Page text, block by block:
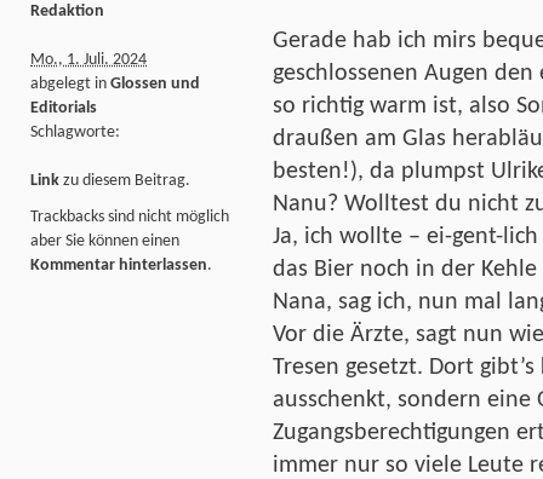
Gerade hab ich mirs
geschlossenen Augen den
so richtig warm ist, also
draußen am Glas
besten!), da plumpst
Nanu? Wolltest du nicht
Ja, ich wollte – ei-gent-
das Bier noch in der
Nana, sag ich, nun mal
Vor die Ärzte, sagt nun
Tresen gesetzt. Dort
ausschenkt, sondern eine
Zugangsberechtigungen
immer nur so viele Leute
Redaktion
Mo., 1. Juli. 2024
abgelegt in Glossen und
Editorials
Schlagworte:
Link zu diesem Beitrag.
Trackbacks sind nicht möglich
aber Sie können einen
Kommentar hinterlassen.